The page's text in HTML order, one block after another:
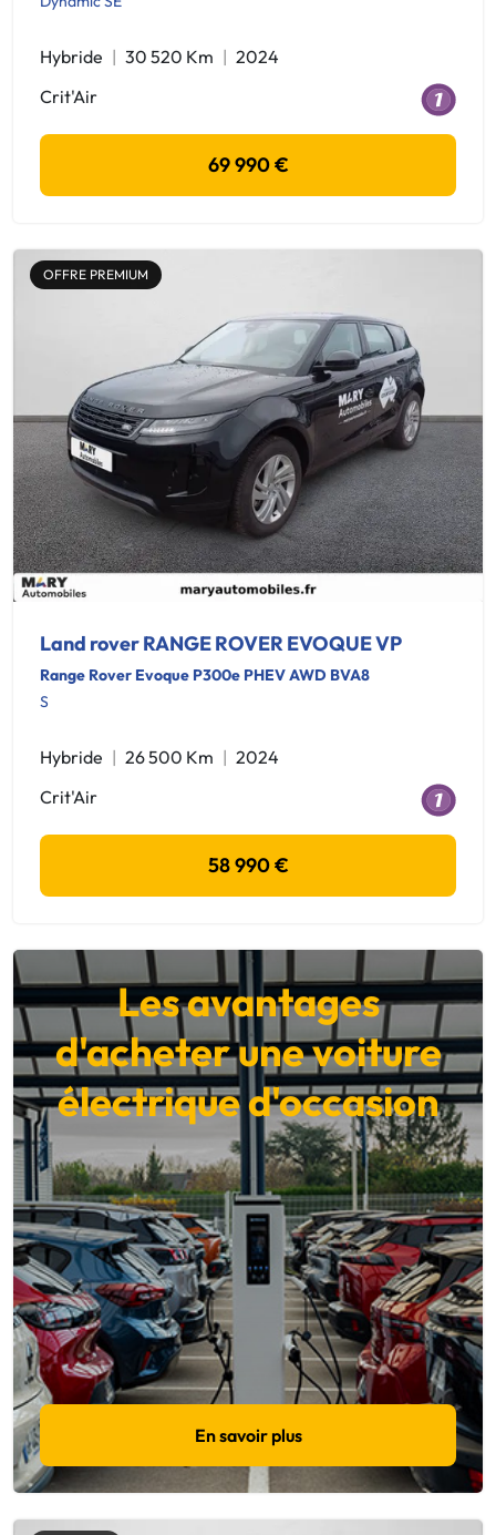
Hybride 30 520 Km
2024
Crit'Air
69 990 €
OFFRE PREMIUM
Land rover RANGE ROVER EVOQUE VP
Range Rover Evoque P300e PHEV AWD BVA8
S
Hybride 26 500 Km
2024
Crit'Air
58 990 €
Les avantages
d'acheter une voiture
électrique d'occasion
En savoir plus